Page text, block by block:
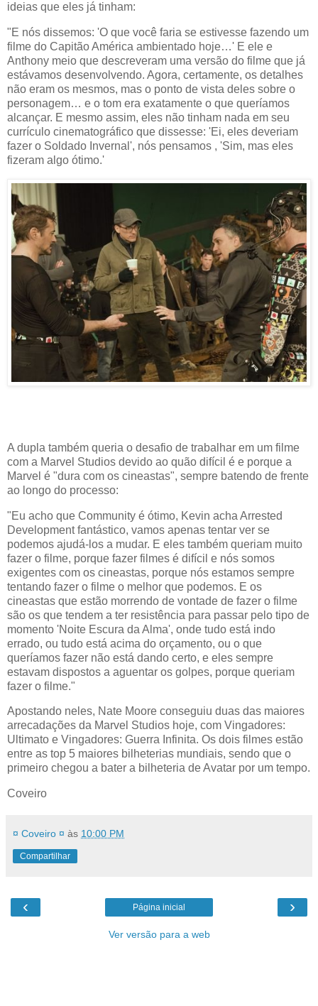
ideias que eles já tinham:
"E nós dissemos: 'O que você faria se estivesse fazendo um
filme do Capitão América ambientado hoje…' E ele e
Anthony meio que descreveram uma versão do filme que já
estávamos desenvolvendo. Agora, certamente, os detalhes
não eram os mesmos, mas o ponto de vista deles sobre o
personagem… e o tom era exatamente o que queríamos
alcançar. E mesmo assim, eles não tinham nada em seu
currículo cinematográfico que dissesse: 'Ei, eles deveriam
fazer o Soldado Invernal', nós pensamos , 'Sim, mas eles
fizeram algo ótimo.'
A dupla também queria o desafio de trabalhar em um filme
com a Marvel Studios devido ao quão difícil é e porque a
Marvel é "dura com os cineastas", sempre batendo de frente
ao longo do processo:
"Eu acho que Community é ótimo, Kevin acha Arrested
Development fantástico, vamos apenas tentar ver se
podemos ajudá-los a mudar. E eles também queriam muito
fazer o filme, porque fazer filmes é difícil e nós somos
exigentes com os cineastas, porque nós estamos sempre
tentando fazer o filme o melhor que podemos. E os
cineastas que estão morrendo de vontade de fazer o filme
são os que tendem a ter resistência para passar pelo tipo de
momento 'Noite Escura da Alma', onde tudo está indo
errado, ou tudo está acima do orçamento, ou o que
queríamos fazer não está dando certo, e eles sempre
estavam dispostos a aguentar os golpes, porque queriam
fazer o filme."
Apostando neles, Nate Moore conseguiu duas das maiores
arrecadações da Marvel Studios hoje, com Vingadores:
Ultimato e Vingadores: Guerra Infinita. Os dois filmes estão
entre as top 5 maiores bilheterias mundiais, sendo que o
primeiro chegou a bater a bilheteria de Avatar por um tempo.
Coveiro
¤ Coveiro ¤ às 10:00 PM
Compartilhar
‹ ›
Página inicial
Ver versão para a web